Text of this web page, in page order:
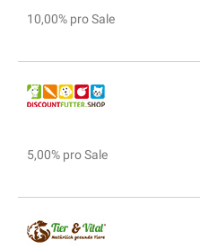
10,00% pro Sale
5,00% pro Sale